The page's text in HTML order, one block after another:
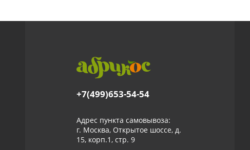
+7(499)653-54-54
Адрес пункта самовывоза:
г. Москва, Открытое шоссе, д.
15, корп.1, стр. 9